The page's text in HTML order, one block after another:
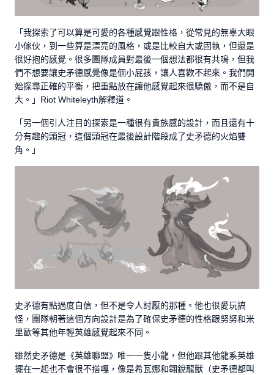
「我探索了可以算是可愛的各種感覺跟性格，從常見的無辜大眼
小傢伙，到一些算是漂亮的風格，或是比較自大或固執，但還是
很好抱的感覺。很多團隊成員對最後一個想法都很有共鳴，但我
們不想要讓史矛德感覺像是個小屁孩，讓人喜歡不起來。我們開
始探尋正確的平衡，把重點放在讓他感覺起來很驕傲，而不是自
大。」Riot Whiteleyth解釋道。
「另一個引人注目的探索是一種很有貴族感的設計，而且還有十
分有趣的頭冠，這個頭冠在最後設計階段成了史矛德的火焰雙
角。」
史矛德有點過度自信，但不是令人討厭的那種。他也很愛玩搞
怪，團隊朝著這個方向設計是為了確保史矛德的性格跟努努和米
里歐等其他年輕英雄感覺起來不同。
雖然史矛德是《英雄聯盟》唯一一隻小龍，但他跟其他龍系英雄
擺在一起也不會很不搭嘎，像是希瓦娜和翱銳龍獸（史矛德都叫